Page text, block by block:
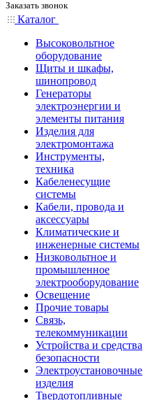
Заказать звонок
Каталог
Высоковольтное
оборудование
Щиты и шкафы,
шинопровод
Генераторы
электроэнергии и
элементы питания
Изделия для
электромонтажа
Инструменты,
техника
Кабеленесущие
системы
Кабели, провода и
аксессуары
Климатические и
инженерные системы
Низковольтное и
промышленное
электрооборудование
Освещение
Прочие товары
Связь,
телекоммуникации
Устройства и средства
безопасности
Электроустановочные
изделия
Твердотопливные